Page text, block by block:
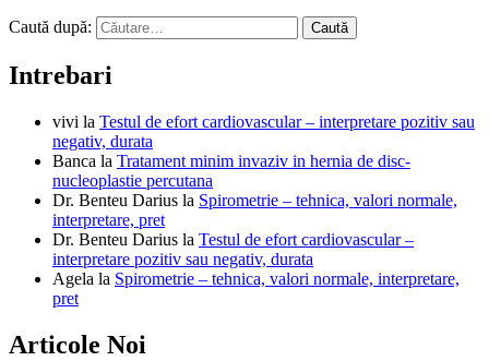
Caută după:
Intrebari
vivi la Testul de efort cardiovascular – interpretare pozitiv sau
negativ, durata
Banca la Tratament minim invaziv in hernia de disc-
nucleoplastie percutana
Dr. Benteu Darius la Spirometrie – tehnica, valori normale,
interpretare, pret
Dr. Benteu Darius la Testul de efort cardiovascular –
interpretare pozitiv sau negativ, durata
Agela la Spirometrie – tehnica, valori normale, interpretare,
pret
Articole Noi